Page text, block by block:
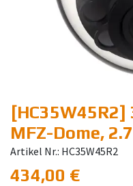
[HC35W45R2]
MFZ-Dome,
Artikel Nr.: HC35W45R2
434,00 €